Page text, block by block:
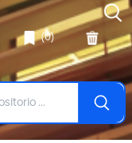
(0)